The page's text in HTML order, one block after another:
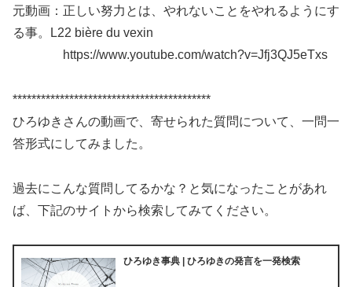
元動画：正しい努力とは、やれないことをやれるようにす
る事。L22 bière du vexin
https://www.youtube.com/watch?v=Jfj3QJ5eTxs
******************************************
ひろゆきさんの動画で、寄せられた質問について、一問一
答形式にしてみました。
過去にこんな質問してるかな？と気になったことがあれ
ば、下記のサイトから検索してみてください。
ひろゆき事典 | ひろゆきの発言を一発検索